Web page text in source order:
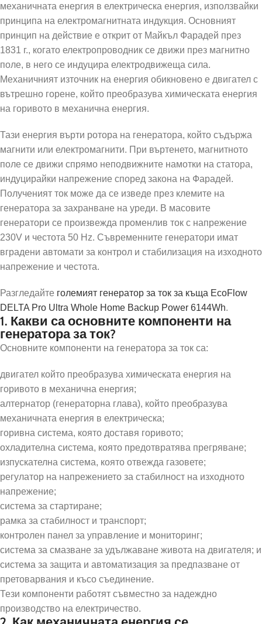
механичната енергия в електрическа енергия, използвайки
принципа на електромагнитната индукция. Основният
принцип на действие е открит от Майкъл Фарадей през
1831 г., когато електропроводник се движи през магнитно
поле, в него се индуцира електродвижеща сила.
Механичният източник на енергия обикновено е двигател с
вътрешно горене, който преобразува химическата енергия
на горивото в механична енергия.
Тази енергия върти ротора на генератора, който съдържа
магнити или електромагнити. При въртенето, магнитното
поле се движи спрямо неподвижните намотки на статора,
индуцирайки напрежение според закона на Фарадей.
Полученият ток може да се изведе през клемите на
генератора за захранване на уреди. В масовите
генератори се произвежда променлив ток с напрежение
230V и честота 50 Hz. Съвременните генератори имат
вградени автомати за контрол и стабилизация на изходното
напрежение и честота.
Разгледайте големият генератор за ток за къща EcoFlow
DELTA Pro Ultra Whole Home Backup Power 6144Wh.
1. Какви са основните компоненти на
генератора за ток?
Основните компоненти на генератора за ток са:
двигател който преобразува химическата енергия на
горивото в механична енергия;
алтернатор (генераторна глава), който преобразува
механичната енергия в електрическа;
горивна система, която доставя горивото;
охладителна система, която предотвратява прегряване;
изпускателна система, която отвежда газовете;
регулатор на напрежението за стабилност на изходното
напрежение;
система за стартиране;
рамка за стабилност и транспорт;
контролен панел за управление и мониторинг;
система за смазване за удължаване живота на двигателя; и
система за защита и автоматизация за предпазване от
претоварвания и късо съединение.
Тези компоненти работят съвместно за надеждно
производство на електричество.